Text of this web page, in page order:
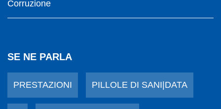
Corruzione
SE NE PARLA
PRESTAZIONI PILLOLE DI SANI|DATA